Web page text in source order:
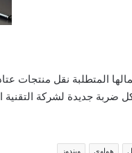
المتطلبة نقل منتجات
جديدة لشركة التقنية
هواوي ويندوز